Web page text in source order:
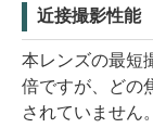
近接撮影性能
本レンズの最短
倍ですが、どの
されていません。